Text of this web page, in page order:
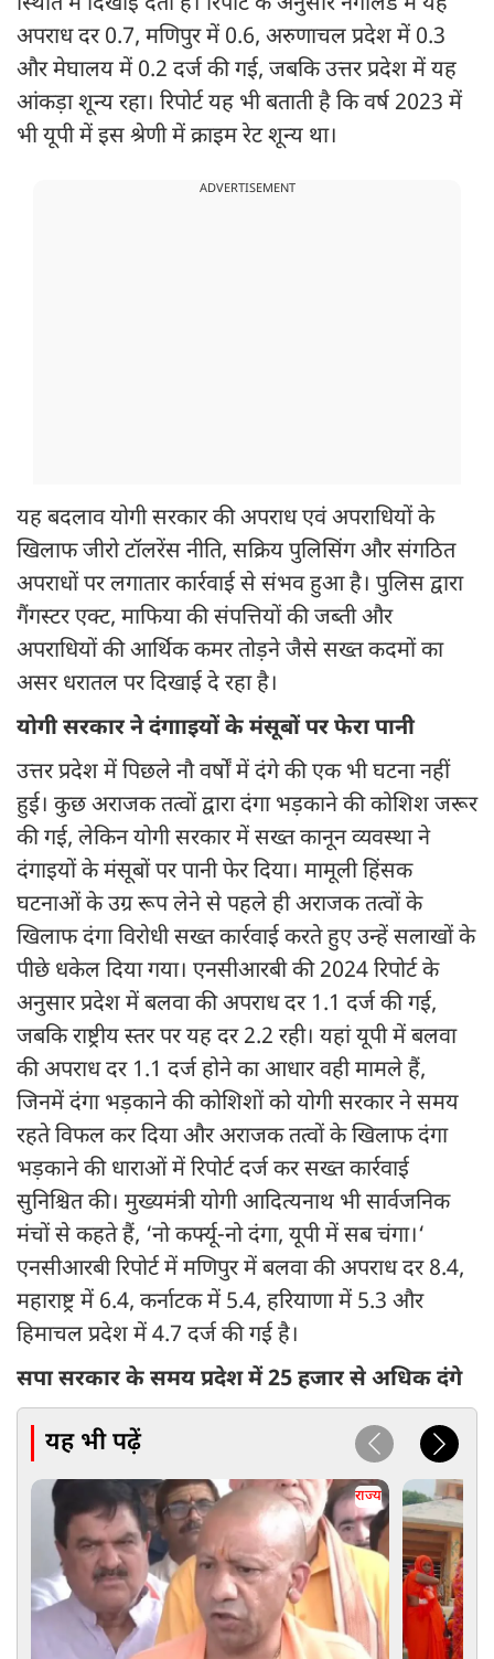
अपराध दर 0.7, मणिपुर में 0.6, अरुणाचल प्रदेश में 0.3
और मेघालय में 0.2 दर्ज की गई, जबकि उत्तर प्रदेश में यह
आंकड़ा शून्य रहा। रिपोर्ट यह भी बताती है कि वर्ष 2023 में
भी यूपी में इस श्रेणी में क्राइम रेट शून्य था।
ADVERTISEMENT
यह बदलाव योगी सरकार की अपराध एवं अपराधियों के
खिलाफ जीरो टॉलरेंस नीति, सक्रिय पुलिसिंग और संगठित
अपराधों पर लगातार कार्रवाई से संभव हुआ है। पुलिस द्वारा
गैंगस्टर एक्ट, माफिया की संपत्तियों की जब्ती और
अपराधियों की आर्थिक कमर तोड़ने जैसे सख्त कदमों का
असर धरातल पर दिखाई दे रहा है।
योगी सरकार ने दंगााइयों के मंसूबों पर फेरा पानी
उत्तर प्रदेश में पिछले नौ वर्षों में दंगे की एक भी घटना नहीं
हुई। कुछ अराजक तत्वों द्वारा दंगा भड़काने की कोशिश जरूर
की गई, लेकिन योगी सरकार में सख्त कानून व्यवस्था ने
दंगाइयों के मंसूबों पर पानी फेर दिया। मामूली हिंसक
घटनाओं के उग्र रूप लेने से पहले ही अराजक तत्वों के
खिलाफ दंगा विरोधी सख्त कार्रवाई करते हुए उन्हें सलाखों के
पीछे धकेल दिया गया। एनसीआरबी की 2024 रिपोर्ट के
अनुसार प्रदेश में बलवा की अपराध दर 1.1 दर्ज की गई,
जबकि राष्ट्रीय स्तर पर यह दर 2.2 रही। यहां यूपी में बलवा
की अपराध दर 1.1 दर्ज होने का आधार वही मामले हैं,
जिनमें दंगा भड़काने की कोशिशों को योगी सरकार ने समय
रहते विफल कर दिया और अराजक तत्वों के खिलाफ दंगा
भड़काने की धाराओं में रिपोर्ट दर्ज कर सख्त कार्रवाई
सुनिश्चित की। मुख्यमंत्री योगी आदित्यनाथ भी सार्वजनिक
मंचों से कहते हैं, ‘नो कर्फ्यू-नो दंगा, यूपी में सब चंगा।‘
एनसीआरबी रिपोर्ट में मणिपुर में बलवा की अपराध दर 8.4,
महाराष्ट्र में 6.4, कर्नाटक में 5.4, हरियाणा में 5.3 और
हिमाचल प्रदेश में 4.7 दर्ज की गई है।
सपा सरकार के समय प्रदेश में 25 हजार से अधिक दंगे
यह भी पढ़ें
राज्य